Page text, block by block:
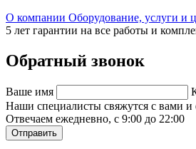
О компании Оборудование, услуги и
5 лет гарантии на все работы и
Обратный звонок
Ваше имя
Наши специалисты свяжутся с вами и
Отвечаем ежедневно, с 9:00 до 22:00
Отправить